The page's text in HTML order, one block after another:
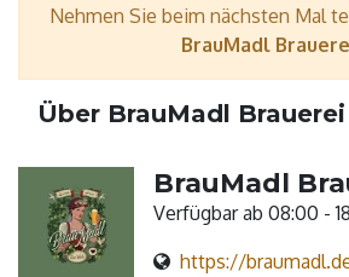
Nehmen Sie beim nächsten Mal
BrauMadl
Über BrauMadl Brauerei
BrauMadl
Verfügbar ab 08:00 -
https://